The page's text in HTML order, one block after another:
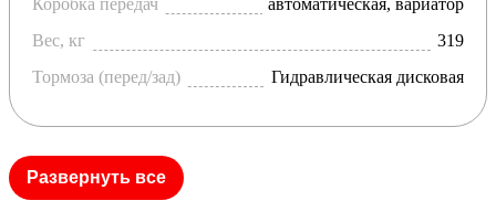
Вес, кг
319
Тормоза (перед/зад)
Гидравлическая дисковая
Развернуть все